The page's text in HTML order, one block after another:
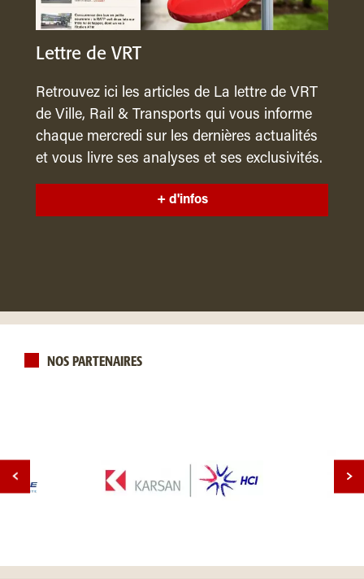
Lettre de VRT
Retrouvez ici les articles de La lettre de VRT
de Ville, Rail & Transports qui vous informe
chaque mercredi sur les dernières actualités
et vous livre ses analyses et ses exclusivités.
+ d'infos
NOS PARTENAIRES